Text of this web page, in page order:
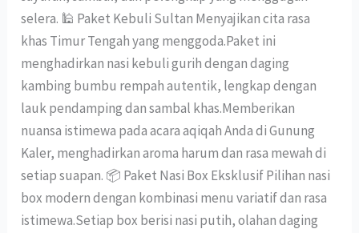
selera. 🕌 Paket Kebuli Sultan Menyajikan cita rasa
khas Timur Tengah yang menggoda.Paket ini
menghadirkan nasi kebuli gurih dengan daging
kambing bumbu rempah autentik, lengkap dengan
lauk pendamping dan sambal khas.Memberikan
nuansa istimewa pada acara aqiqah Anda di Gunung
Kaler, menghadirkan aroma harum dan rasa mewah di
setiap suapan. 📦 Paket Nasi Box Eksklusif Pilihan nasi
box modern dengan kombinasi menu variatif dan rasa
istimewa.Setiap box berisi nasi putih, olahan daging